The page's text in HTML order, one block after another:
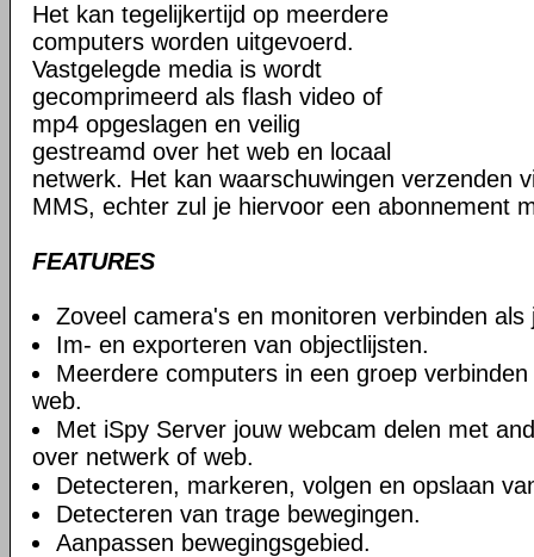
Het kan tegelijkertijd op meerdere
computers worden uitgevoerd.
Vastgelegde media is wordt
gecomprimeerd als flash video of
mp4 opgeslagen en veilig
gestreamd over het web en locaal
netwerk. Het kan waarschuwingen verzenden
MMS, echter zul je hiervoor een abonnement
FEATURES
Zoveel camera's en monitoren verbinden als
Im- en exporteren van objectlijsten.
Meerdere computers in een groep
web.
Met iSpy Server jouw webcam delen met
over netwerk of web.
Detecteren, markeren, volgen en opslaan
Detecteren van trage bewegingen.
Aanpassen bewegingsgebied.